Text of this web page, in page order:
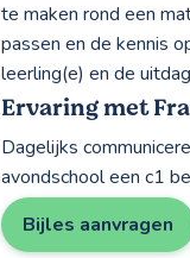
te maken rond een
passen en de kennis
leerling(e) en de
Ervaring met
Dagelijks
avondschool een c1
Bijles aanvragen